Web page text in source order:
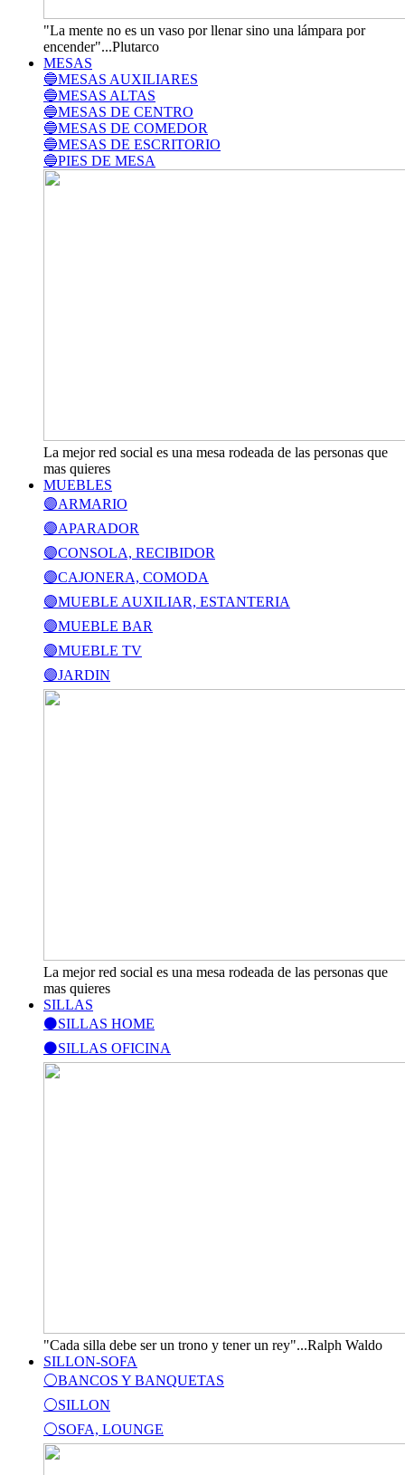
"La mente no es un vaso por llenar sino una lámpara por
encender"...Plutarco
MESAS
🔵MESAS AUXILIARES
🔵MESAS ALTAS
🔵MESAS DE CENTRO
🔵MESAS DE COMEDOR
🔵MESAS DE ESCRITORIO
🔵PIES DE MESA
La mejor red social es una mesa rodeada de las personas que
mas quieres
MUEBLES
🟣ARMARIO
🟣APARADOR
🟣CONSOLA, RECIBIDOR
🟣CAJONERA, COMODA
🟣MUEBLE AUXILIAR, ESTANTERIA
🟣MUEBLE BAR
🟣MUEBLE TV
🟣JARDIN
La mejor red social es una mesa rodeada de las personas que
mas quieres
SILLAS
⚫SILLAS HOME
⚫SILLAS OFICINA
"Cada silla debe ser un trono y tener un rey"...Ralph Waldo
SILLON-SOFA
⚪BANCOS Y BANQUETAS
⚪SILLON
⚪SOFA, LOUNGE